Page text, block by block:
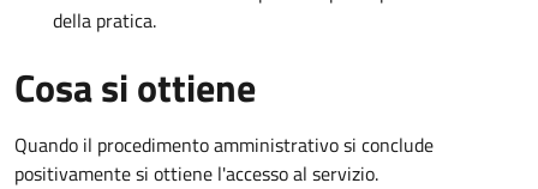
della pratica.
Cosa si ottiene
Quando il procedimento amministrativo si conclude
positivamente si ottiene l'accesso al servizio.